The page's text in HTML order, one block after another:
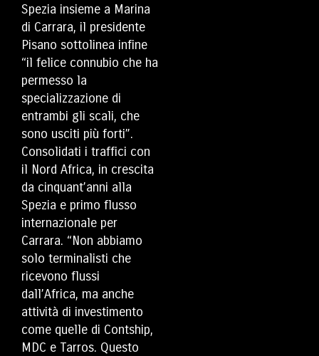
Spezia insieme a Marina
di Carrara, il presidente
Pisano sottolinea infine
“il felice connubio che ha
permesso la
specializzazione di
entrambi gli scali, che
sono usciti più forti”.
Consolidati i traffici con
il Nord Africa, in crescita
da cinquant’anni alla
Spezia e primo flusso
internazionale per
Carrara. “Non abbiamo
solo terminalisti che
ricevono flussi
dall’Africa, ma anche
attività di investimento
come quelle di Contship,
MDC e Tarros. Questo